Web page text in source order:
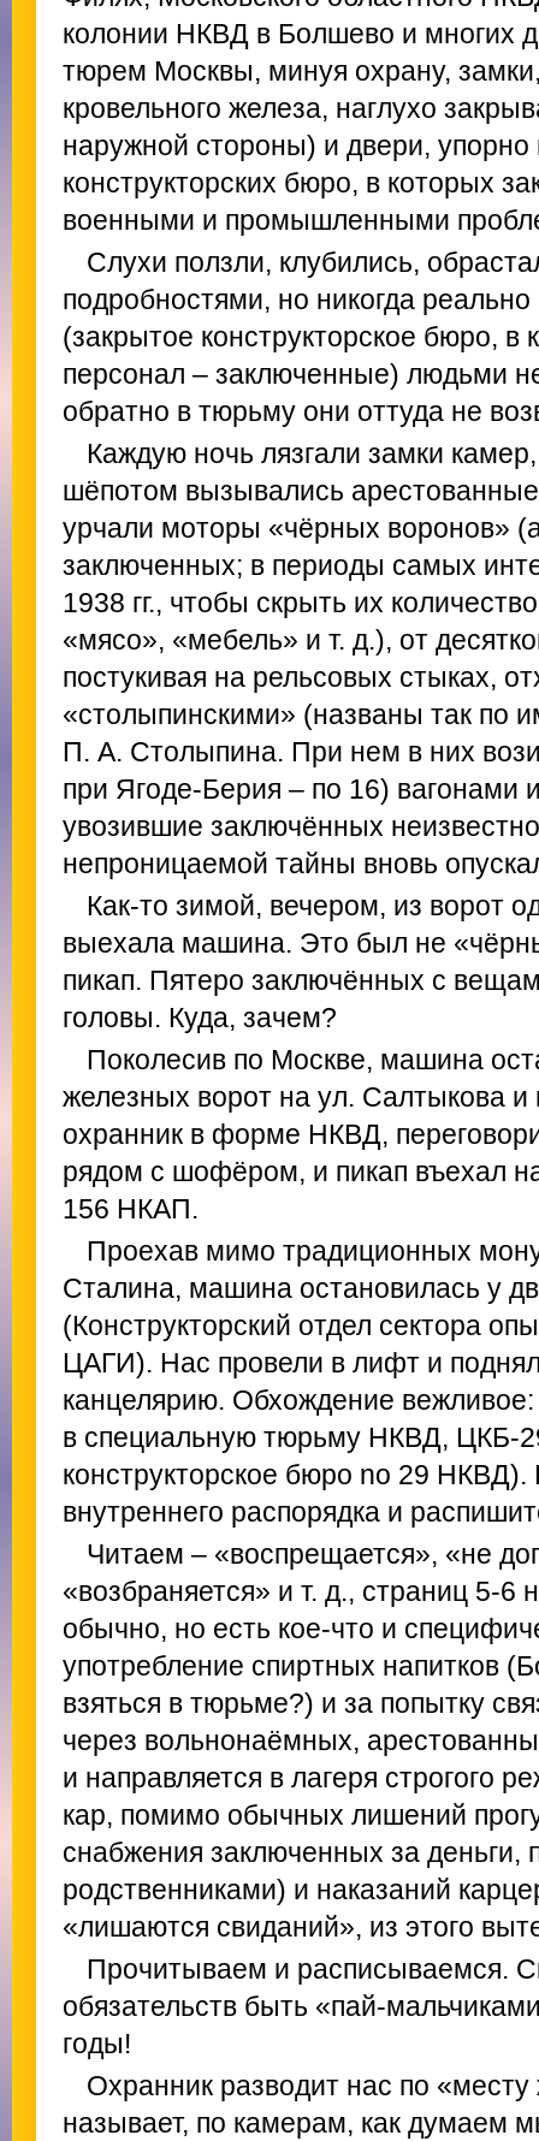
колонии НКВД в Болшево и многих
тюрем Москвы, минуя охрану,
кровельного железа, наглухо
наружной стороны) и двери,
конструкторских бюро, в которых
военными и промышленными
Слухи ползли, клубились,
подробностями, но никогда
(закрытое конструкторское бюро, в
персонал – заключенные) людьми
обратно в тюрьму они оттуда не
Каждую ночь лязгали замки
шёпотом вызывались
урчали моторы «чёрных воронов»
заключенных; в периоды самых
1938 гг., чтобы скрыть их
«мясо», «мебель» и т. д.), от
постукивая на рельсовых стыках,
«столыпинскими» (названы так по
П. А. Столыпина. При нем в них
при Ягоде‑Берия – по 16)
увозившие заключённых
непроницаемой тайны вновь
Как‑то зимой, вечером, из ворот
выехала машина. Это был не
пикап. Пятеро заключённых с
головы. Куда, зачем?
Поколесив по Москве, машина
железных ворот на ул. Салтыкова
охранник в форме НКВД,
рядом с шофёром, и пикап въехал
156 НКАП.
Проехав мимо традиционных
Сталина, машина остановилась у
(Конструкторский отдел сектора
ЦАГИ). Нас провели в лифт и
канцелярию. Обхождение
в специальную тюрьму НКВД,
конструкторское бюро no 29 НКВД).
внутреннего распорядка и
Читаем – «воспрещается», «не
«возбраняется» и т. д., страниц 5‑6
обычно, но есть кое‑что и
употребление спиртных напитков
взяться в тюрьме?) и за попытку
через вольнонаёмных,
и направляется в лагеря строгого
кар, помимо обычных лишений
снабжения заключенных за деньги,
родственниками) и наказаний
«лишаются свиданий», из этого
Прочитываем и расписываемся.
обязательств быть
годы!
Охранник разводит нас по «месту
называет, по камерам, как думаем